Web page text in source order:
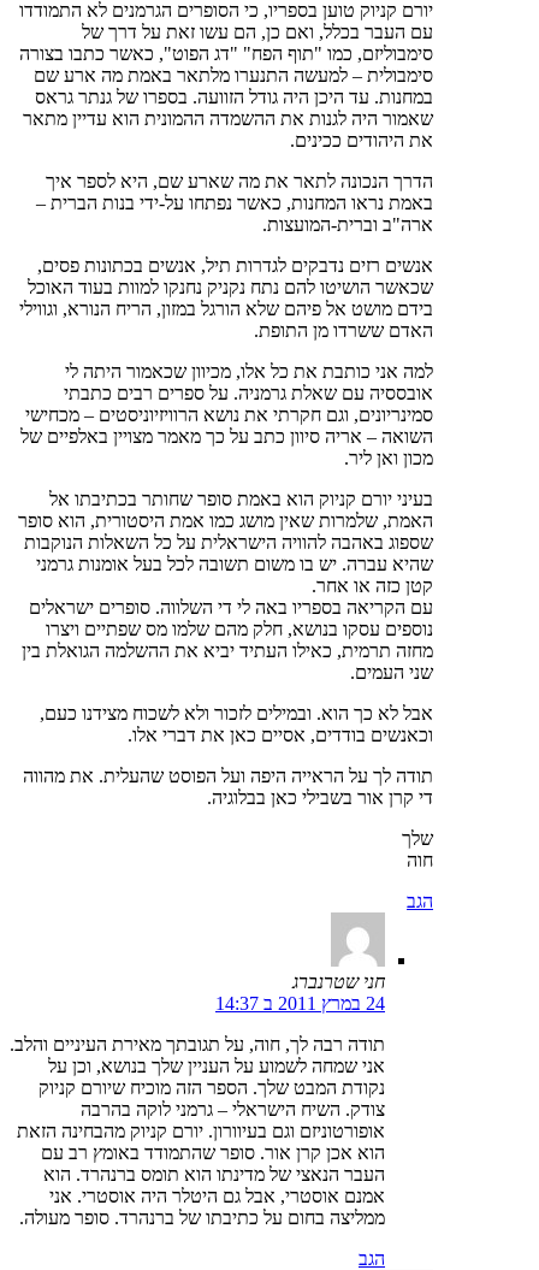
יורם קניוק טוען בספריו, כי הסופרים הגרמנים לא התמודדו
עם העבר בכלל, ואם כן, הם עשו זאת על דרך של
סימבוליזם, כמו "תוף הפח" "דג הפוט", כאשר כתבו בצורה
סימבולית – למעשה התנערו מלתאר באמת מה ארע שם
במחנות. עד היכן היה גודל הזוועה. בספרו של גנתר גראס
שאמור היה לגנות את ההשמדה ההמונית הוא עדיין מתאר
את היהודים ככינים.
הדרך הנכונה לתאר את מה שארע שם, היא לספר איך
באמת נראו המחנות, כאשר נפתחו על-ידי בנות הברית –
ארה"ב וברית-המועצות.
אנשים רזים נדבקים לגדרות תיל, אנשים בכתונות פסים,
שכאשר הושיטו להם נתח נקניק נחנקו למוות בעוד האוכל
בידם מושט אל פיהם שלא הורגל במזון, הריח הנורא, וגווילי
האדם ששרדו מן התופת.
למה אני כותבת את כל אלו, מכיוון שכאמור היתה לי
אובססיה עם שאלת גרמניה. על ספרים רבים כתבתי
סמינריונים, וגם חקרתי את נושא הרוויזיוניסטים – מכחישי
השואה – אריה סיוון כתב על כך מאמר מצויין באלפיים של
מכון ואן ליר.
בעיני יורם קניוק הוא באמת סופר שחותר בכתיבתו אל
האמת, שלמרות שאין מושג כמו אמת היסטורית, הוא סופר
שספוג באהבה להוויה הישראלית על כל השאלות הנוקבות
שהיא עברה. יש בו משום תשובה לכל בעל אומנות גרמני
קטן כזה או אחר.
עם הקריאה בספריו באה לי די השלווה. סופרים ישראלים
נוספים עסקו בנושא, חלק מהם שלמו מס שפתיים ויצרו
מחזה תרמית, כאילו העתיד יביא את ההשלמה הגואלת בין
שני העמים.
אבל לא כך הוא. ובמילים לזכור ולא לשכוח מצידנו כעם,
וכאנשים בודדים, אסיים כאן את דברי אלו.
תודה לך על הראייה היפה ועל הפוסט שהעלית. את מהווה
די קרן אור בשבילי כאן בבלוגיה.
שלך
חוה
הגב
חני שטרנברג
24 במרץ 2011 ב 14:37
תודה רבה לך, חוה, על תגובתך מאירת העיניים והלב.
אני שמחה לשמוע על העניין שלך בנושא, וכן על
נקודת המבט שלך. הספר הזה מוכיח שיורם קניוק
צודק. השיח הישראלי – גרמני לוקה בהרבה
אופורטוניזם וגם בעיוורון. יורם קניוק מהבחינה הזאת
הוא אכן קרן אור. סופר שהתמודד באומץ רב עם
העבר הנאצי של מדינתו הוא תומס ברנהרד. הוא
אמנם אוסטרי, אבל גם היטלר היה אוסטרי. אני
ממליצה בחום על כתיבתו של ברנהרד. סופר מעולה.
הגב